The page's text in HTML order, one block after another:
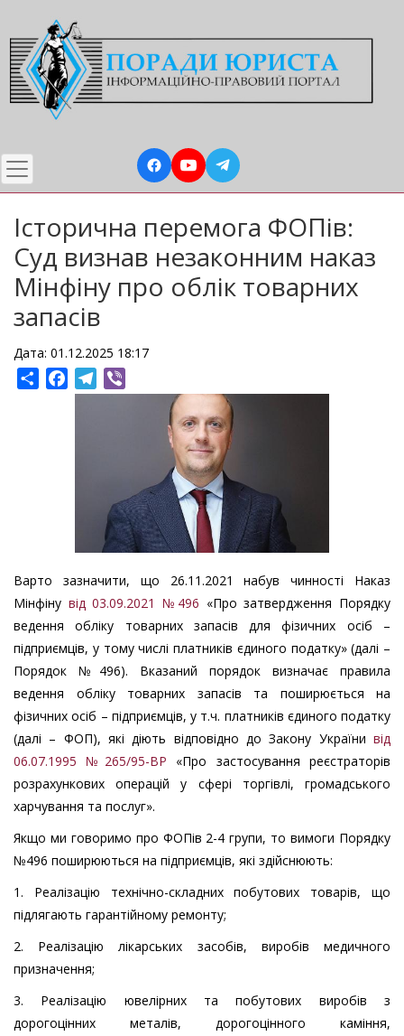
до
основного
вмісту
Історична перемога ФОПів:
Суд визнав незаконним наказ
Мінфіну про облік товарних
запасів
Дата: 01.12.2025 18:17
ShareFacebookTelegram
Варто зазначити, що 26.11.2021 набув чинності Наказ
Мінфіну від 03.09.2021 №496 «Про затвердження Порядку
ведення обліку товарних запасів для фізичних осіб –
підприємців, у тому числі платників єдиного податку» (далі –
Порядок №496). Вказаний порядок визначає правила
ведення обліку товарних запасів та поширюється на
фізичних осіб – підприємців, у т.ч. платників єдиного податку
(далі – ФОП), які діють відповідно до Закону Українивід
06.07.1995 №265/95-ВР «Про застосування реєстраторів
розрахункових операцій у сфері торгівлі, громадського
харчування та послуг».
Якщо ми говоримо про ФОПів 2-4 групи, то вимоги Порядку
№496 поширюються на підприємців, які здійснюють:
1. Реалізацію технічно-складних побутових товарів, що
підлягають гарантійному ремонту;
2. Реалізацію лікарських засобів, виробів медичного
призначення;
3. Реалізацію ювелірних та побутових виробів з
дорогоцінних металів, дорогоцінного каміння,